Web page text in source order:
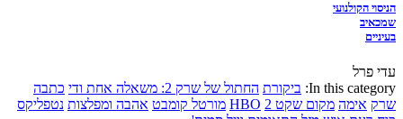
הניסוי הקולנועי
שמכאיב
בעיניים
עדי פרל
In this category: ביקורת החתול של שרק 2: משאלה אחת ודי
כתבה
שרק אימה מקום שקט 2 HBO מורטל קומבט אהבה ומפלצות נטפליקס